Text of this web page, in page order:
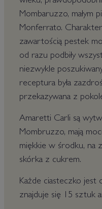
Mombaruzzo, małym
Monferrato.
zawartością pestek
od razu podbiły
niezwykle
receptura była
przekazywana z
Amaretti Carli są
Mombruzzo, mają
miękkie w środku, na
skórka z cukrem.
Każde ciasteczko jest
znajduje się 15 sztuk